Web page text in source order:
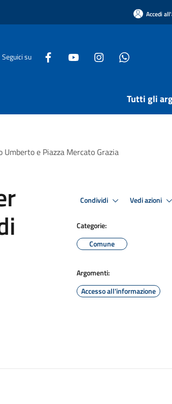
Accedi
Seguici su
Tutti gli
e Piazza Mercato Grazia
Condividi Vedi azioni
Categorie:
Comune
Argomenti:
Accesso all'informazione